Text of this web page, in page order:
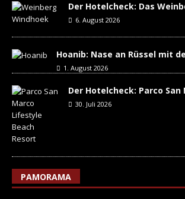
Der Hotelcheck: Das
6. August 2026
Hoanib: Nase an Rüssel mit
1. August 2026
Der Hotelcheck: Parco San
30. Juli 2026
PAMORAMA